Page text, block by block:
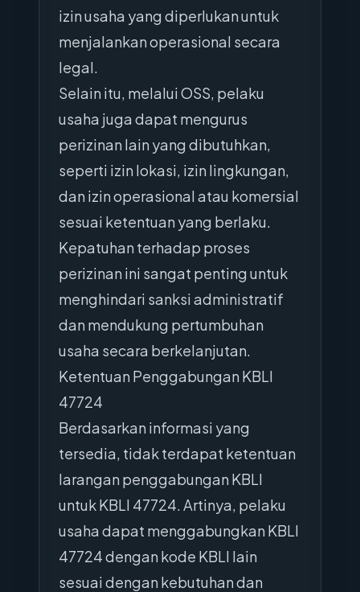
izin usaha yang diperlukan untuk
menjalankan operasional secara
legal.
Selain itu, melalui OSS, pelaku
usaha juga dapat mengurus
perizinan lain yang dibutuhkan,
seperti izin lokasi, izin lingkungan,
dan izin operasional atau komersial
sesuai ketentuan yang berlaku.
Kepatuhan terhadap proses
perizinan ini sangat penting untuk
menghindari sanksi administratif
dan mendukung pertumbuhan
usaha secara berkelanjutan.
Ketentuan Penggabungan KBLI
47724
Berdasarkan informasi yang
tersedia, tidak terdapat ketentuan
larangan penggabungan KBLI
untuk KBLI 47724. Artinya, pelaku
usaha dapat menggabungkan KBLI
47724 dengan kode KBLI lain
sesuai dengan kebutuhan dan